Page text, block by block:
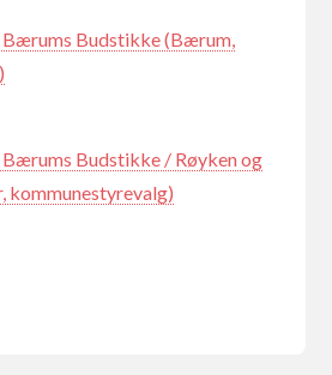
Bærums Budstikke (Bærum,
Budstikke / Røyken og
kommunestyrevalg)